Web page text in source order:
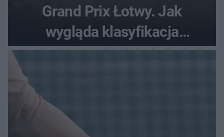
Grand Prix Łotwy. Jak
wygląda klasyfikacja
generalna cyklu?